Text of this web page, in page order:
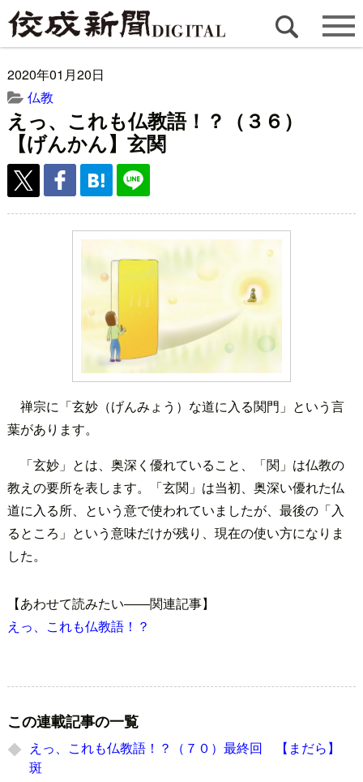
2020年01月20日
仏教
えっ、これも仏教語！？（３６）
【げんかん】玄関
禅宗に「玄妙（げんみょう）な道に入る関門」という言
葉があります。
「玄妙」とは、奥深く優れていること、「関」は仏教の
教えの要所を表します。「玄関」は当初、奥深い優れた仏
道に入る所、という意で使われていましたが、最後の「入
るところ」という意味だけが残り、現在の使い方になりま
した。
【あわせて読みたい――関連記事】
えっ、これも仏教語！？
この連載記事の一覧
えっ、これも仏教語！？（７０）最終回 【まだら】
斑